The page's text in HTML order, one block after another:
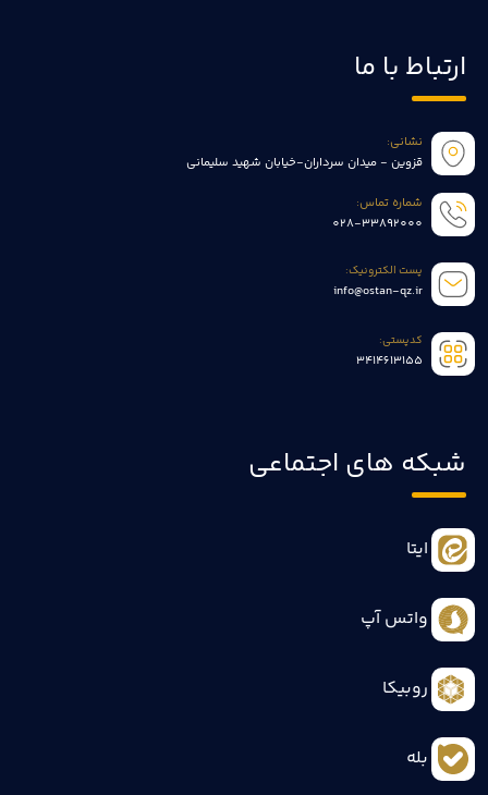
ارتباط با ما
نشانی:
قزوین - میدان سرداران-خیابان شهید سلیمانی
شماره تماس:
028-33892000
پست الکترونیک:
info@ostan-qz.ir
کدپستی:
3414613155
شبکه های اجتماعی
ایتا
واتس آپ
روبیکا
بله